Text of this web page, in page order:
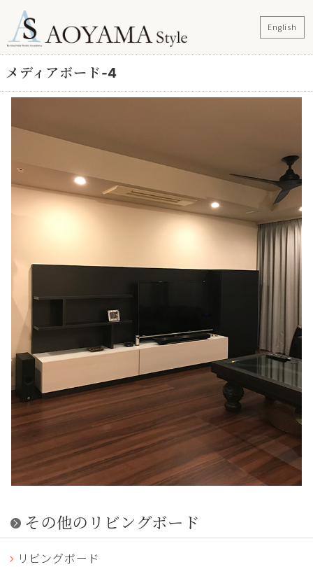
English
メディアボード-4
その他のリビングボード
リビングボード